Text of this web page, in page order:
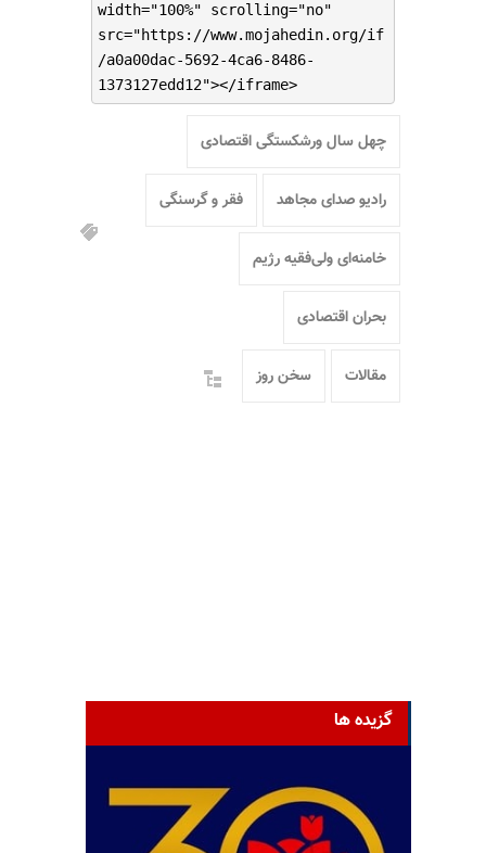
width="100%" scrolling="no"
src="https://www.mojahedin.org/if
/a0a00dac-5692-4ca6-8486-
1373127edd12"></iframe>
چهل سال ورشکستگی اقتصادی
رادیو صدای مجاهد فقر و گرسنگی
خامنه‌ای ولی‌فقیه رژیم
بحران اقتصادی
مقالات سخن روز
گزیده ها